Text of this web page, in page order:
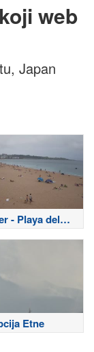
web
Japan
- Playa del
Etne